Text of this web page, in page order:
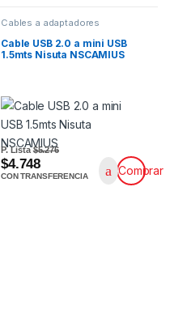
Cables a adaptadores
Cable USB 2.0 a mini USB
1.5mts Nisuta NSCAMIUS
P. Lista$5.276
$4.748
CON TRANSFERENCIA Comprar